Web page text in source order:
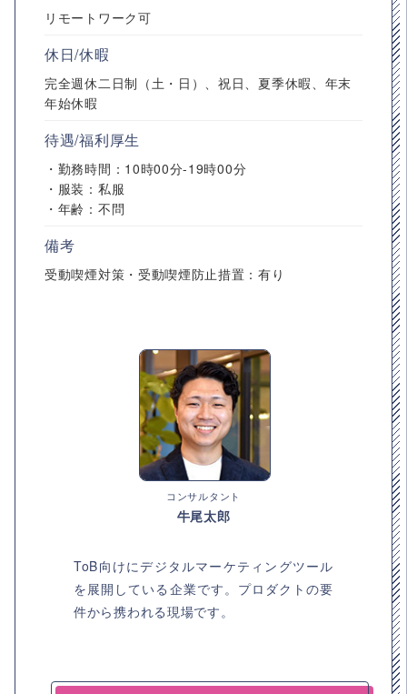
リモートワーク可
休日/休暇
完全週休二日制（土・日）、祝日、夏季休暇、年末
年始休暇
待遇/福利厚生
・勤務時間：10時00分-19時00分
・服装：私服
・年齢：不問
備考
受動喫煙対策・受動喫煙防止措置：有り
コンサルタント
牛尾太郎
ToB向けにデジタルマーケティングツール
を展開している企業です。プロダクトの要
件から携われる現場です。